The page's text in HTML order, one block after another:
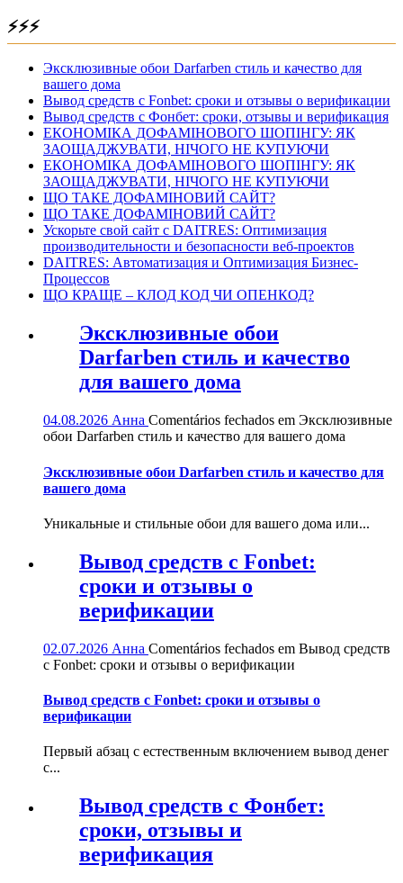
⚡⚡⚡
Эксклюзивные обои Darfarben стиль и качество для
вашего дома
Вывод средств с Fonbet: сроки и отзывы о верификации
Вывод средств с Фонбет: сроки, отзывы и верификация
ЕКОНОМІКА ДОФАМІНОВОГО ШОПІНГУ: ЯК
ЗАОЩАДЖУВАТИ, НІЧОГО НЕ КУПУЮЧИ
ЕКОНОМІКА ДОФАМІНОВОГО ШОПІНГУ: ЯК
ЗАОЩАДЖУВАТИ, НІЧОГО НЕ КУПУЮЧИ
ЩО ТАКЕ ДОФАМІНОВИЙ САЙТ?
ЩО ТАКЕ ДОФАМІНОВИЙ САЙТ?
Ускорьте свой сайт с DAITRES: Оптимизация
производительности и безопасности веб-проектов
DAITRES: Автоматизация и Оптимизация Бизнес-
Процессов
ЩО КРАЩЕ – КЛОД КОД ЧИ ОПЕНКОД?
Эксклюзивные обои
Darfarben стиль и качество
для вашего дома
04.08.2026 Анна Comentários fechados em Эксклюзивные
обои Darfarben стиль и качество для вашего дома
Эксклюзивные обои Darfarben стиль и качество для
вашего дома
Уникальные и стильные обои для вашего дома или...
Вывод средств с Fonbet:
сроки и отзывы о
верификации
02.07.2026 Анна Comentários fechados em Вывод средств
с Fonbet: сроки и отзывы о верификации
Вывод средств с Fonbet: сроки и отзывы о
верификации
Первый абзац с естественным включением вывод денег
с...
Вывод средств с Фонбет:
сроки, отзывы и
верификация